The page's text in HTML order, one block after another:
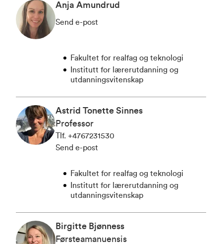
Anja Amundrud
Send e-post
Fakultet for realfag og teknologi
Institutt for lærerutdanning og
utdanningsvitenskap
Astrid Tonette Sinnes
Professor
Tlf. +4767231530
Send e-post
Fakultet for realfag og teknologi
Institutt for lærerutdanning og
utdanningsvitenskap
Birgitte Bjønness
Førsteamanuensis